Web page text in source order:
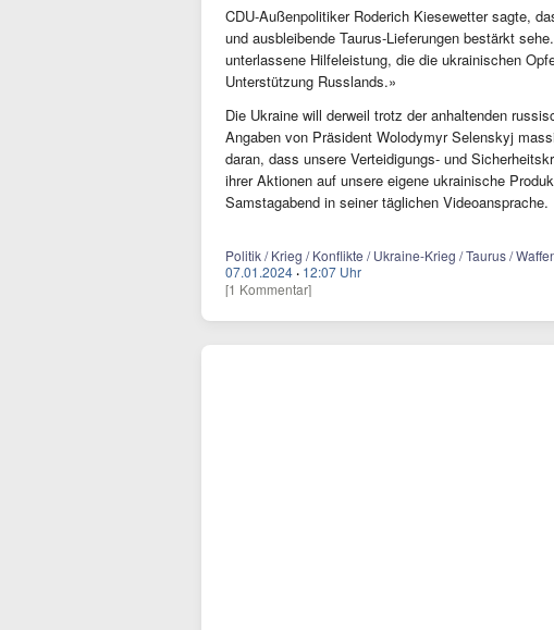
CDU-Außenpolitiker Roderich Kiesewetter sagte,
und ausbleibende Taurus-Lieferungen bestärkt
unterlassene Hilfeleistung, die die ukrainischen
Unterstützung Russlands.»
Die Ukraine will derweil trotz der anhaltenden
Angaben von Präsident Wolodymyr Selenskyj
daran, dass unsere Verteidigungs- und
ihrer Aktionen auf unsere eigene ukrainische
Samstagabend in seiner täglichen Videoansprache.
Politik / Krieg / Konflikte / Ukraine-Krieg / Taurus /
07.01.2024 · 12:07 Uhr
[1 Kommentar]